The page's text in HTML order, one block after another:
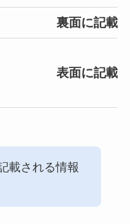
裏面に記載
表面に記載
載される情報